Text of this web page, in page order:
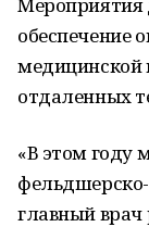
обеспечение
медицинской
отдаленных
«В этом году
главный врач